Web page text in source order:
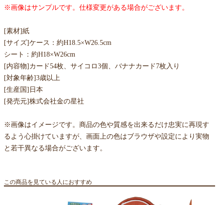
※画像はサンプルです。仕様変更がある場合がございます。
[素材]紙
[サイズ]ケース：約H18.5×W26.5cm
シート：約H18×W26cm
[内容物]カード54枚、サイコロ3個、バナナカード7枚入り
[対象年齢]3歳以上
[生産国]日本
[発売元]株式会社金の星社
※画像はイメージです。商品の色や質感を出来るだけ忠実に再現す
るよう心掛けていますが、画面上の色はブラウザや設定により実物
と若干異なる場合がございます。
この商品を見ている人におすすめ